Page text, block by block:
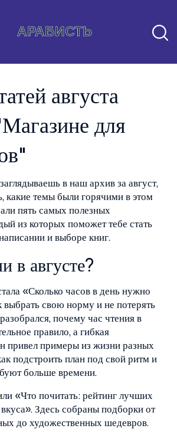
августа
для
в наш архив за август,
какие темы были горячими в этом
пять самых полезных
из которых поможет тебе стать
и выборе книг.
в августе?
«Сколько часов в день нужно
выбрать свою норму и не потерять
почему час чтения в
правило, а гибкая
привел примеры из жизни разных
подстроить план под свой ритм и
больше времени.
«Что почитать: рейтинг лучших
Здесь собраны подборки от
до художественных шедевров.